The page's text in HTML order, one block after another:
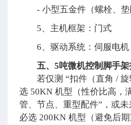
- 小型五金件（螺栓、垫
5、主机框架：门式
6、驱动系统：伺服电机
五、5吨微机控制脚手
若仅测 “扣件（直角 /
选 50KN 机型（性价比高，
管、节点、重型配件”，或未
必选 200KN 机型（避免后